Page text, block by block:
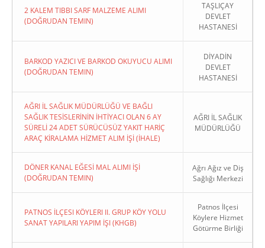
2 KALEM TIBBI SARF MALZEME ALIMI
(DOĞRUDAN TEMIN)
TAŞLIÇAY
DEVLET
HASTANESİ
BARKOD YAZICI VE BARKOD OKUYUCU ALIMI
(DOĞRUDAN TEMIN)
DİYADİN
DEVLET
HASTANESİ
AĞRI İL SAĞLIK MÜDÜRLÜĞÜ VE BAĞLI
SAĞLIK TESİSLERİNİN İHTİYACI OLAN 6 AY
SÜRELİ 24 ADET SÜRÜCÜSÜZ YAKIT HARİÇ
ARAÇ KİRALAMA HİZMET ALIM İŞİ (İHALE)
AĞRI İL SAĞLIK
MÜDÜRLÜĞÜ
DÖNER KANAL EĞESİ MAL ALIMI İŞİ
(DOĞRUDAN TEMIN)
Ağrı Ağız ve Diş
Sağlığı Merkezi
PATNOS İLÇESI KÖYLERI II. GRUP KÖY YOLU
SANAT YAPILARI YAPIM İŞI (KHGB)
Patnos İlçesi
Köylere Hizmet
Götürme Birliği